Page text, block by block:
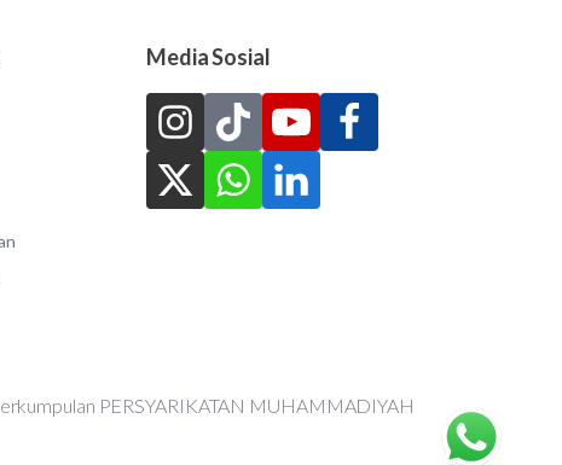
Media Sosial
PERSYARIKATAN MUHAMMADIYAH